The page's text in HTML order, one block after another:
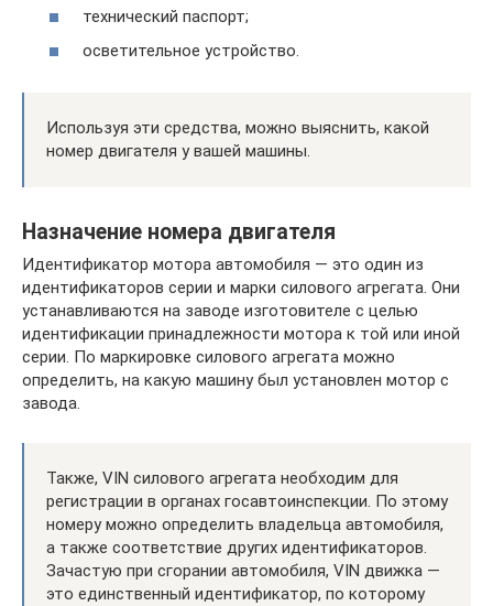
технический паспорт;
осветительное устройство.
Используя эти средства, можно выяснить, какой
номер двигателя у вашей машины.
Назначение номера двигателя
Идентификатор мотора автомобиля — это один из
идентификаторов серии и марки силового агрегата. Они
устанавливаются на заводе изготовителе с целью
идентификации принадлежности мотора к той или иной
серии. По маркировке силового агрегата можно
определить, на какую машину был установлен мотор с
завода.
Также, VIN силового агрегата необходим для
регистрации в органах госавтоинспекции. По этому
номеру можно определить владельца автомобиля,
а также соответствие других идентификаторов.
Зачастую при сгорании автомобиля, VIN движка —
это единственный идентификатор, по которому